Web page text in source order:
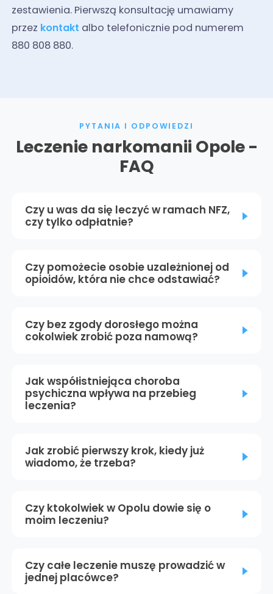
zestawienia. Pierwszą konsultację umawiamy
przez kontakt albo telefonicznie pod numerem
880 808 880.
PYTANIA I ODPOWIEDZI
Leczenie narkomanii Opole -
FAQ
Czy u was da się leczyć w ramach NFZ,
czy tylko odpłatnie?
Czy pomożecie osobie uzależnionej od
opioidów, która nie chce odstawiać?
Czy bez zgody dorosłego można
cokolwiek zrobić poza namową?
Jak współistniejąca choroba
psychiczna wpływa na przebieg
leczenia?
Jak zrobić pierwszy krok, kiedy już
wiadomo, że trzeba?
Czy ktokolwiek w Opolu dowie się o
moim leczeniu?
Czy całe leczenie muszę prowadzić w
jednej placówce?